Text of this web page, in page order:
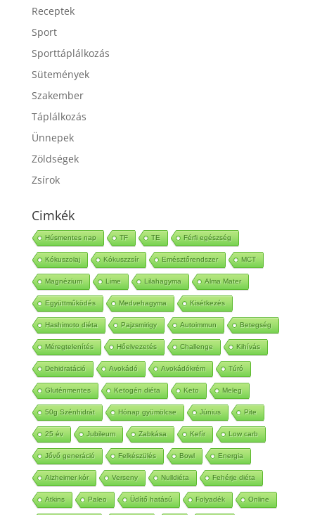
Receptek
Sport
Sporttáplálkozás
Sütemények
Szakember
Táplálkozás
Ünnepek
Zöldségek
Zsírok
Cimkék
Húsmentes nap TF TE Férfi egészség
Kókuszolaj Kókuszzsír Emésztőrendszer MCT
Magnézium Lime Lilahagyma Alma Mater
Együttműködés Medvehagyma Kisétkezés
Hashimoto diéta Pajzsmirigy Autoimmun Betegség
Méregtelenítés Hőelvezetés Challenge Kihívás
Dehidratáció Avokádó Avokádókrém Túró
Gluténmentes Ketogén diéta Keto Meleg
50g Szénhidrát Hónap gyümölcse Június Pite
25 év Jubileum Zabkása Kefír Low carb
Jővő generáció Felkészülés Bowl Energia
Alzheimer kór Verseny Nulldiéta Fehérje diéta
Atkins Paleo Üdítő hatású Folyadék Online